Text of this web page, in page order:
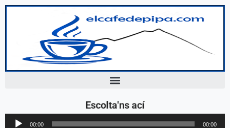
Escolta'ns ací
Reproductor
00:00 00:00